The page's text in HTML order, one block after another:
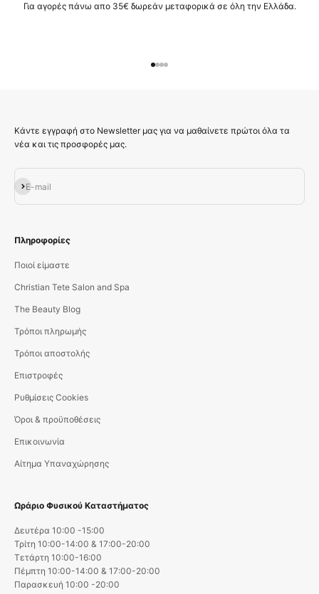
Για αγορές πάνω απο 35€ δωρεάν μεταφορικά σε όλη την Ελλάδα.
Κάντε εγγραφή στο Newsletter μας για να μαθαίνετε πρώτοι όλα τα
νέα και τις προσφορές μας.
E-mail
Εγγραφή
Πληροφορίες
Ποιοί είμαστε
Christian Tete Salon and Spa
The Beauty Blog
Τρόποι πληρωμής
Τρόποι αποστολής
Επιστροφές
Ρυθμίσεις Cookies
Όροι & προϋποθέσεις
Επικοινωνία
Αίτημα Υπαναχώρησης
Ωράριο Φυσικού Καταστήματος
Δευτέρα 10:00 -15:00
Τρίτη 10:00-14:00 & 17:00-20:00
Τετάρτη 10:00-16:00
Πέμπτη 10:00-14:00 & 17:00-20:00
Παρασκευή 10:00 -20:00